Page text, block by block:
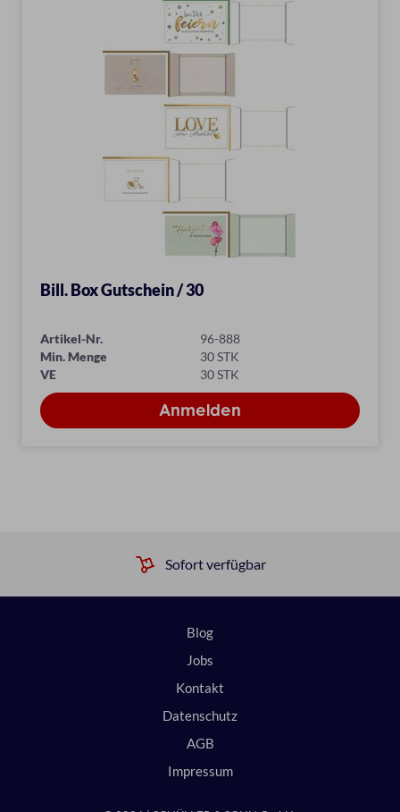
Bill. Box Gutschein / 30
Artikel-Nr.
96-888
Min. Menge
30 STK
VE
30 STK
Sofort verfügbar
Blog
Jobs
Kontakt
Datenschutz
AGB
Impressum